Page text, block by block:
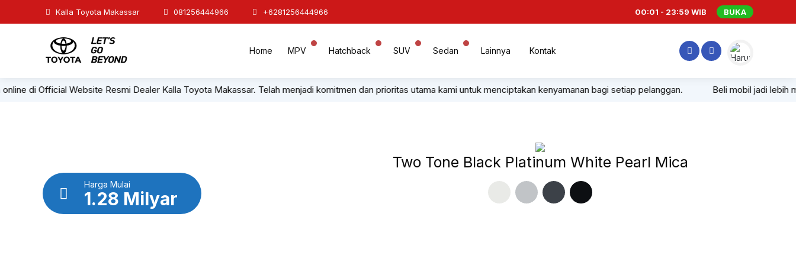
Kalla Toyota Makassar 081256444966 +6281256444966 00:01 - 23:59 WIB BUKA
Home MPV Hatchback SUV Sedan Lainnya Kontak
Resmi Dealer Kalla Toyota Makassar. Telah menjadi komitmen dan prioritas utama kami untuk menciptakan kenyamanan bagi setiap pelanggan. Beli mobil jadi lebih mudah,
Harga Mulai
1.28 Milyar
Two Tone Black Platinum White Pearl Mica